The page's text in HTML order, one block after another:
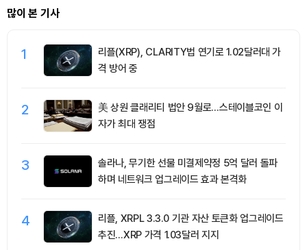
많이 본 기사
1
리플(XRP), CLARITY법 연기로 1.02달러대 가
격 방어 중
2
美 상원 클래리티 법안 9월로…스테이블코인 이
자가 최대 쟁점
3
솔라나, 무기한 선물 미결제약정 5억 달러 돌파
하며 네트워크 업그레이드 효과 본격화
4
리플, XRPL 3.3.0 기관 자산 토큰화 업그레이드
추진…XRP 가격 1.03달러 지지